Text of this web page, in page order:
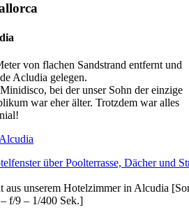
von flachen Sandstrand entfernt und
Acludia gelegen.
bei der unser Sohn der einzige
war eher älter. Trotzdem war alles
aus unserem Hotelzimmer in Alcudia
f/9 – 1/400 Sek.]